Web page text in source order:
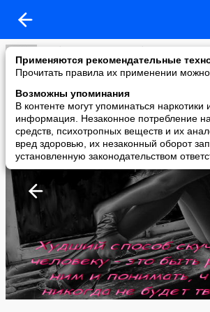
Применяются рекомендательные
Прочитать правила их применении
Возможны упоминания
В контенте могут упоминаться наркотики
информация. Незаконное потребление
средств, психотропных веществ и их
вред здоровью, их незаконный оборот
установленную законодательством
Любовь и ещё раз Любовь
added a photo
04 Oct в 21:21